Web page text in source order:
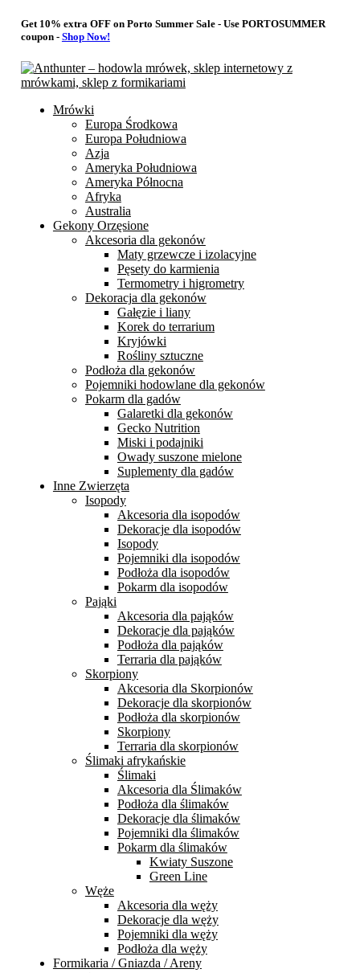
Get 10% extra OFF on Porto Summer Sale - Use PORTOSUMMER
coupon - Shop Now!
Mrówki
Europa Środkowa
Europa Południowa
Azja
Ameryka Południowa
Ameryka Północna
Afryka
Australia
Gekony Orzęsione
Akcesoria dla gekonów
Maty grzewcze i izolacyjne
Pęsety do karmienia
Termometry i higrometry
Dekoracja dla gekonów
Gałęzie i liany
Korek do terrarium
Kryjówki
Rośliny sztuczne
Podłoża dla gekonów
Pojemniki hodowlane dla gekonów
Pokarm dla gadów
Galaretki dla gekonów
Gecko Nutrition
Miski i podajniki
Owady suszone mielone
Suplementy dla gadów
Inne Zwierzęta
Isopody
Akcesoria dla isopodów
Dekoracje dla isopodów
Isopody
Pojemniki dla isopodów
Podłoża dla isopodów
Pokarm dla isopodów
Pająki
Akcesoria dla pająków
Dekoracje dla pająków
Podłoża dla pająków
Terraria dla pająków
Skorpiony
Akcesoria dla Skorpionów
Dekoracje dla skorpionów
Podłoża dla skorpionów
Skorpiony
Terraria dla skorpionów
Ślimaki afrykańskie
Ślimaki
Akcesoria dla Ślimaków
Podłoża dla ślimaków
Dekoracje dla ślimaków
Pojemniki dla ślimaków
Pokarm dla ślimaków
Kwiaty Suszone
Green Line
Węże
Akcesoria dla węży
Dekoracje dla węży
Pojemniki dla węży
Podłoża dla węży
Formikaria / Gniazda / Areny